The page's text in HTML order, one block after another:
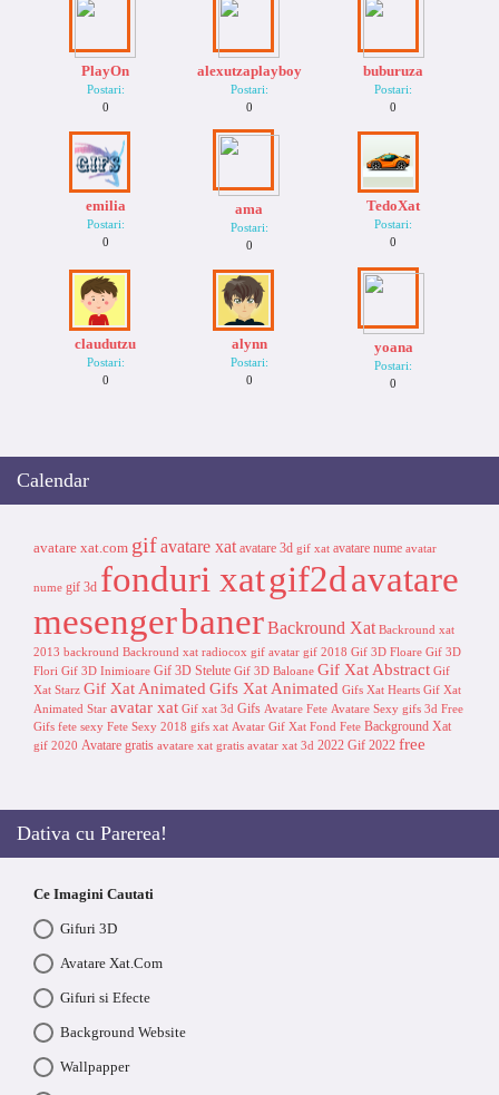
PlayOn
Postari:
0
alexutzaplayboy
Postari:
0
buburuza
Postari:
0
emilia
Postari:
0
ama
Postari:
0
TedoXat
Postari:
0
claudutzu
Postari:
0
alynn
Postari:
0
yoana
Postari:
0
Calendar
avatare xat.com gifavatare xat avatare 3d gif xat avatare nume avatar
nume gif 3d fonduri xatgif2davatare
mesengerbanerBackround Xat Backround xat
2013 backround Backround xat radiocox gif avatar gif 2018 Gif 3D Floare Gif 3D
Flori Gif 3D Inimioare Gif 3D Stelute Gif 3D Baloane Gif Xat Abstract Gif
Xat Starz Gif Xat Animated Gifs Xat Animated Gifs Xat Hearts Gif Xat
Animated Star avatar xat Gif xat 3d Gifs Avatare Fete Avatare Sexy gifs 3d Free
Gifs fete sexy Fete Sexy 2018 gifs xat Avatar Gif Xat Fond Fete Background Xat
gif 2020 Avatare gratis avatare xat gratis avatar xat 3d 2022 Gif 2022 free
Dativa cu Parerea!
Ce Imagini Cautati
Gifuri 3D
Avatare Xat.Com
Gifuri si Efecte
Background Website
Wallpapper